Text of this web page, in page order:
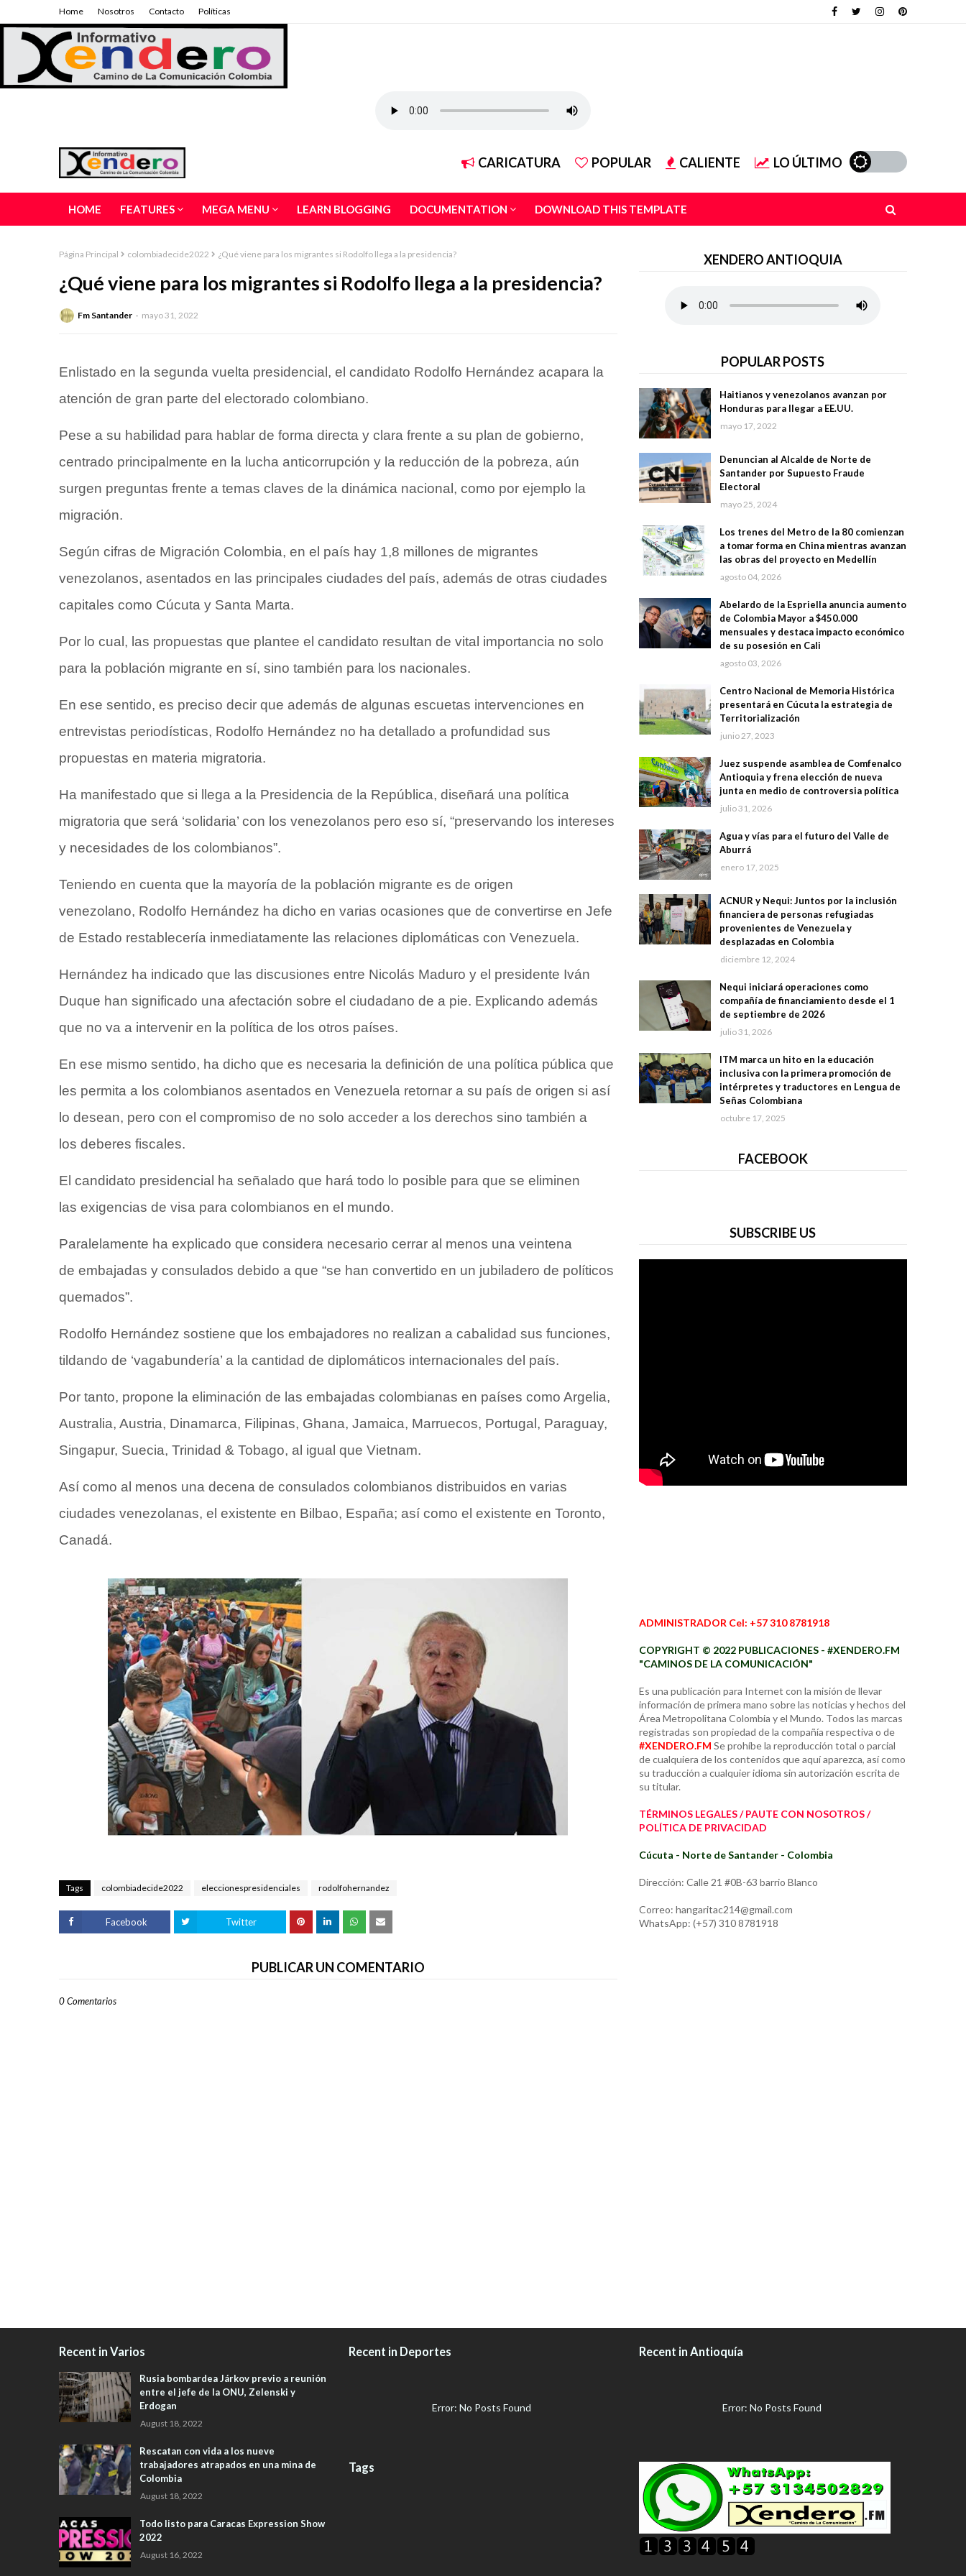
Home Nosotros Contacto Políticas
CARICATURA POPULAR CALIENTE LO ÚLTIMO
HOME FEATURES MEGA MENU LEARN BLOGGING DOCUMENTATION DOWNLOAD THIS TEMPLATE
Página Principal colombiadecide2022 ¿Qué viene para los migrantes si Rodolfo llega a la presidencia?
¿Qué viene para los migrantes si Rodolfo llega a la presidencia?
Fm Santander mayo 31, 2022
Enlistado en la segunda vuelta presidencial, el candidato Rodolfo Hernández acapara la
atención de gran parte del electorado colombiano.
Pese a su habilidad para hablar de forma directa y clara frente a su plan de gobierno,
centrado principalmente en la lucha anticorrupción y la reducción de la pobreza, aún
surgen preguntas frente a temas claves de la dinámica nacional, como por ejemplo la
migración.
Según cifras de Migración Colombia, en el país hay 1,8 millones de migrantes
venezolanos, asentados en las principales ciudades del país, además de otras ciudades
capitales como Cúcuta y Santa Marta.
Por lo cual, las propuestas que plantee el candidato resultan de vital importancia no solo
para la población migrante en sí, sino también para los nacionales.
En ese sentido, es preciso decir que además de algunas escuetas intervenciones en
entrevistas periodísticas, Rodolfo Hernández no ha detallado a profundidad sus
propuestas en materia migratoria.
Ha manifestado que si llega a la Presidencia de la República, diseñará una política
migratoria que será ‘solidaria’ con los venezolanos pero eso sí, “preservando los intereses
y necesidades de los colombianos”.
Teniendo en cuenta que la mayoría de la población migrante es de origen
venezolano, Rodolfo Hernández ha dicho en varias ocasiones que de convertirse en Jefe
de Estado restablecería inmediatamente las relaciones diplomáticas con Venezuela.
Hernández ha indicado que las discusiones entre Nicolás Maduro y el presidente Iván
Duque han significado una afectación sobre el ciudadano de a pie. Explicando además
que no va a intervenir en la política de los otros países.
En ese mismo sentido, ha dicho que es necesaria la definición de una política pública que
les permita a los colombianos asentados en Venezuela retornar a su país de origen si así
lo desean, pero con el compromiso de no solo acceder a los derechos sino también a
los deberes fiscales.
El candidato presidencial ha señalado que hará todo lo posible para que se eliminen
las exigencias de visa para colombianos en el mundo.
Paralelamente ha explicado que considera necesario cerrar al menos una veintena
de embajadas y consulados debido a que “se han convertido en un jubiladero de políticos
quemados”.
Rodolfo Hernández sostiene que los embajadores no realizan a cabalidad sus funciones,
tildando de ‘vagabundería’ a la cantidad de diplomáticos internacionales del país.
Por tanto, propone la eliminación de las embajadas colombianas en países como Argelia,
Australia, Austria, Dinamarca, Filipinas, Ghana, Jamaica, Marruecos, Portugal, Paraguay,
Singapur, Suecia, Trinidad & Tobago, al igual que Vietnam.
Así como al menos una decena de consulados colombianos distribuidos en varias
ciudades venezolanas, el existente en Bilbao, España; así como el existente en Toronto,
Canadá.
Tags colombiadecide2022 eleccionespresidenciales rodolfohernandez
Facebook Twitter
PUBLICAR UN COMENTARIO
0 Comentarios
XENDERO ANTIOQUIA
POPULAR POSTS
Haitianos y venezolanos avanzan por
Honduras para llegar a EE.UU.
mayo 17, 2022
Denuncian al Alcalde de Norte de
Santander por Supuesto Fraude
Electoral
mayo 25, 2024
Los trenes del Metro de la 80 comienzan
a tomar forma en China mientras avanzan
las obras del proyecto en Medellín
agosto 04, 2026
Abelardo de la Espriella anuncia aumento
de Colombia Mayor a $450.000
mensuales y destaca impacto económico
de su posesión en Cali
agosto 03, 2026
Centro Nacional de Memoria Histórica
presentará en Cúcuta la estrategia de
Territorialización
junio 27, 2023
Juez suspende asamblea de Comfenalco
Antioquia y frena elección de nueva
junta en medio de controversia política
julio 31, 2026
Agua y vías para el futuro del Valle de
Aburrá
enero 17, 2025
ACNUR y Nequi: Juntos por la inclusión
financiera de personas refugiadas
provenientes de Venezuela y
desplazadas en Colombia
diciembre 12, 2024
Nequi iniciará operaciones como
compañía de financiamiento desde el 1
de septiembre de 2026
julio 31, 2026
ITM marca un hito en la educación
inclusiva con la primera promoción de
intérpretes y traductores en Lengua de
Señas Colombiana
octubre 17, 2025
FACEBOOK
SUBSCRIBE US
ADMINISTRADOR Cel: +57 310 8781918
COPYRIGHT © 2022 PUBLICACIONES - #XENDERO.FM
"CAMINOS DE LA COMUNICACIÓN"
Es una publicación para Internet con la misión de llevar
información de primera mano sobre las noticias y hechos del
Área Metropolitana Colombia y el Mundo. Todos las marcas
registradas son propiedad de la compañía respectiva o de
#XENDERO.FM Se prohíbe la reproducción total o parcial
de cualquiera de los contenidos que aquí aparezca, así como
su traducción a cualquier idioma sin autorización escrita de
su titular.
TÉRMINOS LEGALES / PAUTE CON NOSOTROS /
POLÍTICA DE PRIVACIDAD
Cúcuta - Norte de Santander - Colombia
Dirección: Calle 21 #0B-63 barrio Blanco
Correo: hangaritac214@gmail.com
WhatsApp: (+57) 310 8781918
Recent in Varios
Rusia bombardea Járkov previo a reunión
entre el jefe de la ONU, Zelenski y
Erdogan
August 18, 2022
Rescatan con vida a los nueve
trabajadores atrapados en una mina de
Colombia
August 18, 2022
Todo listo para Caracas Expression Show
2022
August 16, 2022
Recent in Deportes
Error: No Posts Found
Tags
Recent in Antioquía
Error: No Posts Found